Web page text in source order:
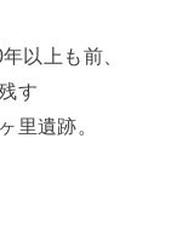
以上も前、
す
里遺跡。